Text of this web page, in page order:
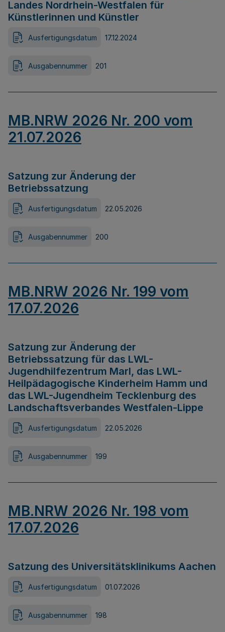
Landes Nordrhein-Westfalen für
Künstlerinnen und Künstler
Ausfertigungsdatum 17.12.2024
Ausgabennummer 201
MB.NRW 2026 Nr. 200 vom
21.07.2026
Satzung zur Änderung der
Betriebssatzung
Ausfertigungsdatum 22.05.2026
Ausgabennummer 200
MB.NRW 2026 Nr. 199 vom
17.07.2026
Satzung zur Änderung der
Betriebssatzung für das LWL-
Jugendhilfezentrum Marl, das LWL-
Heilpädagogische Kinderheim Hamm und
das LWL-Jugendheim Tecklenburg des
Landschaftsverbandes Westfalen-Lippe
Ausfertigungsdatum 22.05.2026
Ausgabennummer 199
MB.NRW 2026 Nr. 198 vom
17.07.2026
Satzung des Universitätsklinikums Aachen
Ausfertigungsdatum 01.07.2026
Ausgabennummer 198